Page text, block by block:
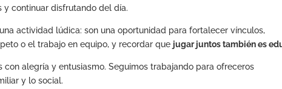
y continuar disfrutando del día.
actividad lúdica: son una oportunidad para fortalecer vínculos,
o el trabajo en equipo, y recordar que jugar juntos también es
alegría y entusiasmo. Seguimos trabajando para ofreceros
y lo social.